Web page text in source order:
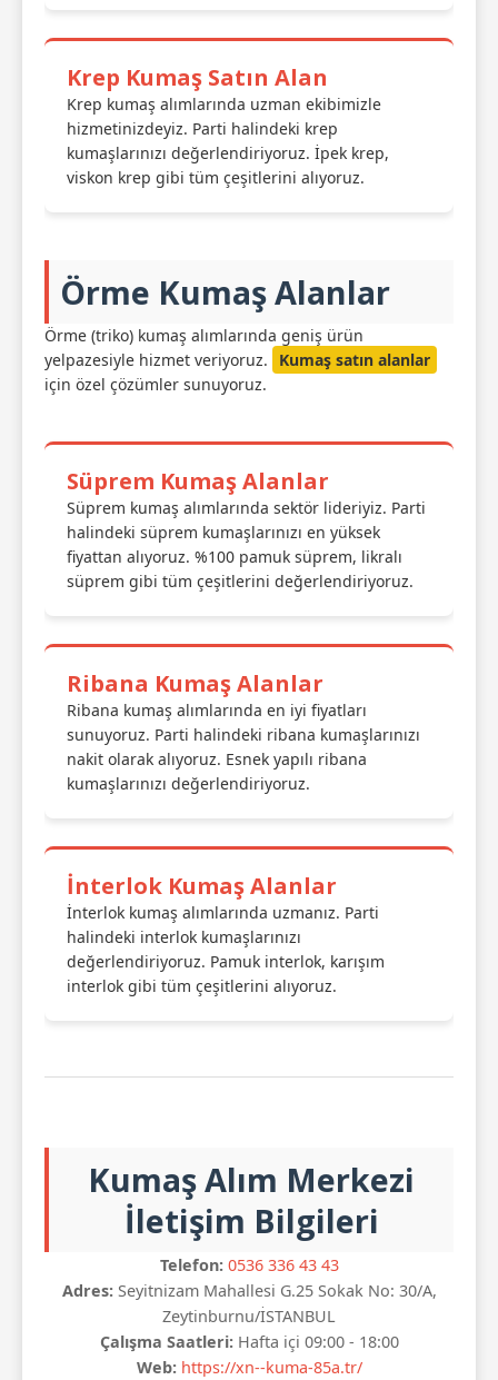
Krep Kumaş Satın Alan
Krep kumaş alımlarında uzman ekibimizle
hizmetinizdeyiz. Parti halindeki krep
kumaşlarınızı değerlendiriyoruz. İpek krep,
viskon krep gibi tüm çeşitlerini alıyoruz.
Örme Kumaş Alanlar
Örme (triko) kumaş alımlarında geniş ürün
yelpazesiyle hizmet veriyoruz.
Kumaş satın alanlar
için özel çözümler sunuyoruz.
Süprem Kumaş Alanlar
Süprem kumaş alımlarında sektör lideriyiz. Parti
halindeki süprem kumaşlarınızı en yüksek
fiyattan alıyoruz. %100 pamuk süprem, likralı
süprem gibi tüm çeşitlerini değerlendiriyoruz.
Ribana Kumaş Alanlar
Ribana kumaş alımlarında en iyi fiyatları
sunuyoruz. Parti halindeki ribana kumaşlarınızı
nakit olarak alıyoruz. Esnek yapılı ribana
kumaşlarınızı değerlendiriyoruz.
İnterlok Kumaş Alanlar
İnterlok kumaş alımlarında uzmanız. Parti
halindeki interlok kumaşlarınızı
değerlendiriyoruz. Pamuk interlok, karışım
interlok gibi tüm çeşitlerini alıyoruz.
Kumaş Alım Merkezi
İletişim Bilgileri
Telefon: 0536 336 43 43
Adres:Seyitnizam Mahallesi G.25 Sokak No: 30/A,
Zeytinburnu/İSTANBUL
Çalışma Saatleri:Hafta içi 09:00 - 18:00
Web: https://xn--kuma-85a.tr/